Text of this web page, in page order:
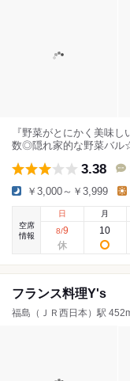
『野菜がとにかく美味
数◎隠れ家的な野菜バル
3.38
￥3,000～￥3,999
空席
情報
日
8/9
月
10
フランス料理Y's
福島（ＪＲ西日本）駅